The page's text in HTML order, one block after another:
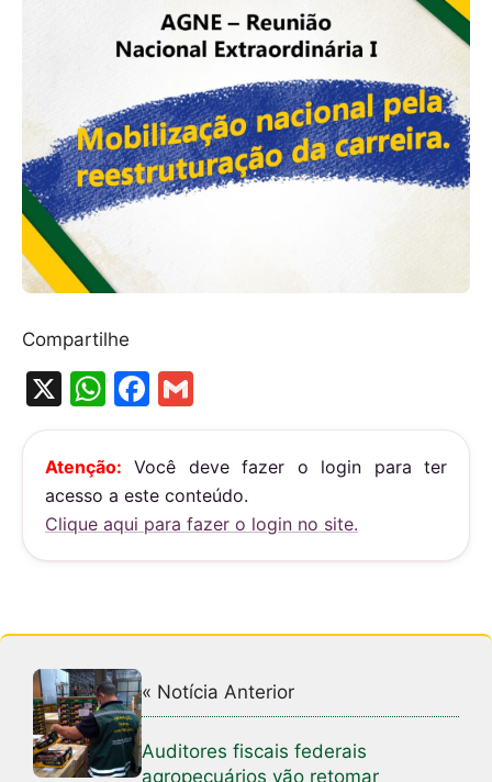
Compartilhe
X
W
h
at
s
A
p
F
a
c
e
b
o
k
m
ai
l
Atenção: Você deve fazer o login para ter
acesso a este conteúdo.
Clique aqui para fazer o login no site.
« Notícia Anterior
Auditores fiscais federais
agropecuários vão retomar